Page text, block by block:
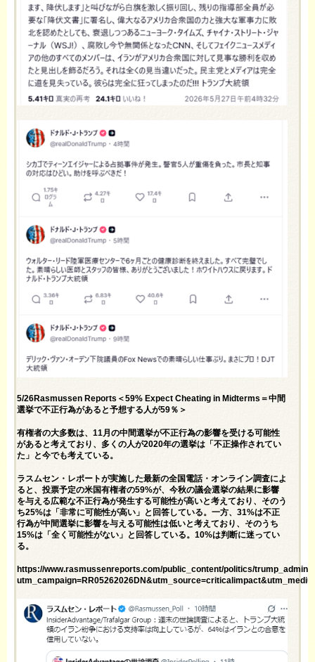
5/26Rasmussen Reports＜59% Expect Cheating in Midterms＝中間
選挙で不正行為があると予想する人が59％＞
有権者の大多数は、11月の中間選挙が不正行為の影響を受ける可能性
があると考えており、多くの人が2020年の選挙は「不正操作されてい
た」と今でも考えている。
ラスムセン・レポートが実施した最新の全国電話・オンライン調査によ
ると、投票予定の米国有権者の59%が、今秋の議会選挙の結果に影響
を与える広範な不正行為が発生する可能性が高いと考えており、そのう
ち25%は「非常に可能性が高い」と回答している。一方、31%は不正
行為が中間選挙に影響を与える可能性は低いと考えており、そのうち
15%は「全く可能性がない」と回答している。10%は判断に迷ってい
る。
https://www.rasmussenreports.com/public_content/politics/